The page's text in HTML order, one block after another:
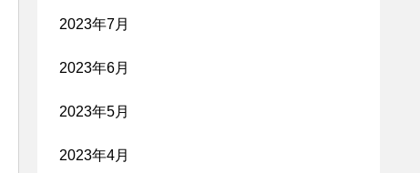
2023年7月
2023年6月
2023年5月
2023年4月